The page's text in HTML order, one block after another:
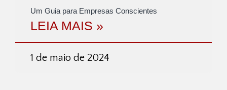
Um Guia para Empresas Conscientes
LEIA MAIS »
1 de maio de 2024